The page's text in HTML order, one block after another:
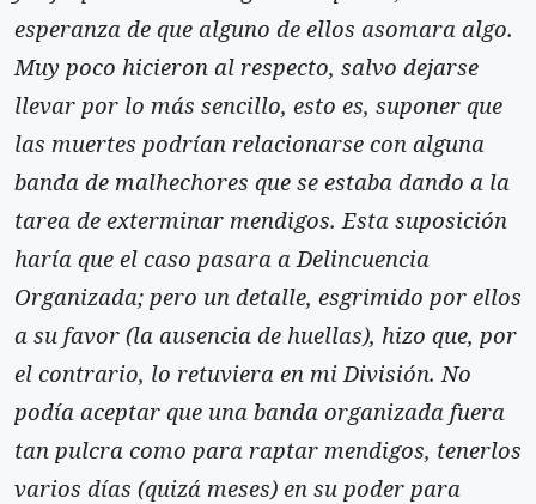
esperanza de que alguno de ellos asomara algo.
Muy poco hicieron al respecto, salvo dejarse
llevar por lo más sencillo, esto es, suponer que
las muertes podrían relacionarse con alguna
banda de malhechores que se estaba dando a la
tarea de exterminar mendigos. Esta suposición
haría que el caso pasara a Delincuencia
Organizada; pero un detalle, esgrimido por ellos
a su favor (la ausencia de huellas), hizo que, por
el contrario, lo retuviera en mi División. No
podía aceptar que una banda organizada fuera
tan pulcra como para raptar mendigos, tenerlos
varios días (quizá meses) en su poder para